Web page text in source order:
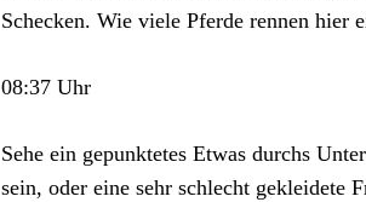
Schecken. Wie viele Pferde rennen hier
08:37 Uhr
Sehe ein gepunktetes Etwas durchs
sein, oder eine sehr schlecht gekleidete